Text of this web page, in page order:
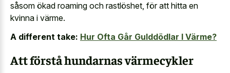
såsom ökad roaming och rastlöshet, för att hitta en
kvinna i värme.
A different take: Hur Ofta Går Gulddödlar I Värme?
Att förstå hundarnas värmecykler